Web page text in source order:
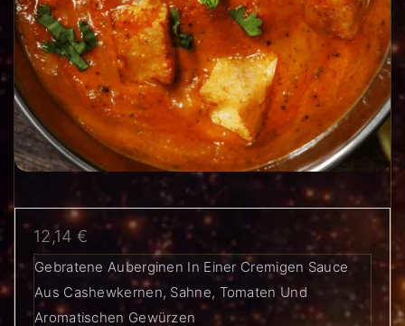
12,14 €
Gebratene Auberginen In Einer Cremigen Sauce
Aus Cashewkernen, Sahne, Tomaten Und
Aromatischen Gewürzen